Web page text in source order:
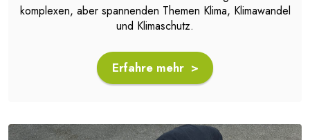
komplexen, aber spannenden Themen Klima, Klimawandel
und Klimaschutz.
Erfahre mehr >